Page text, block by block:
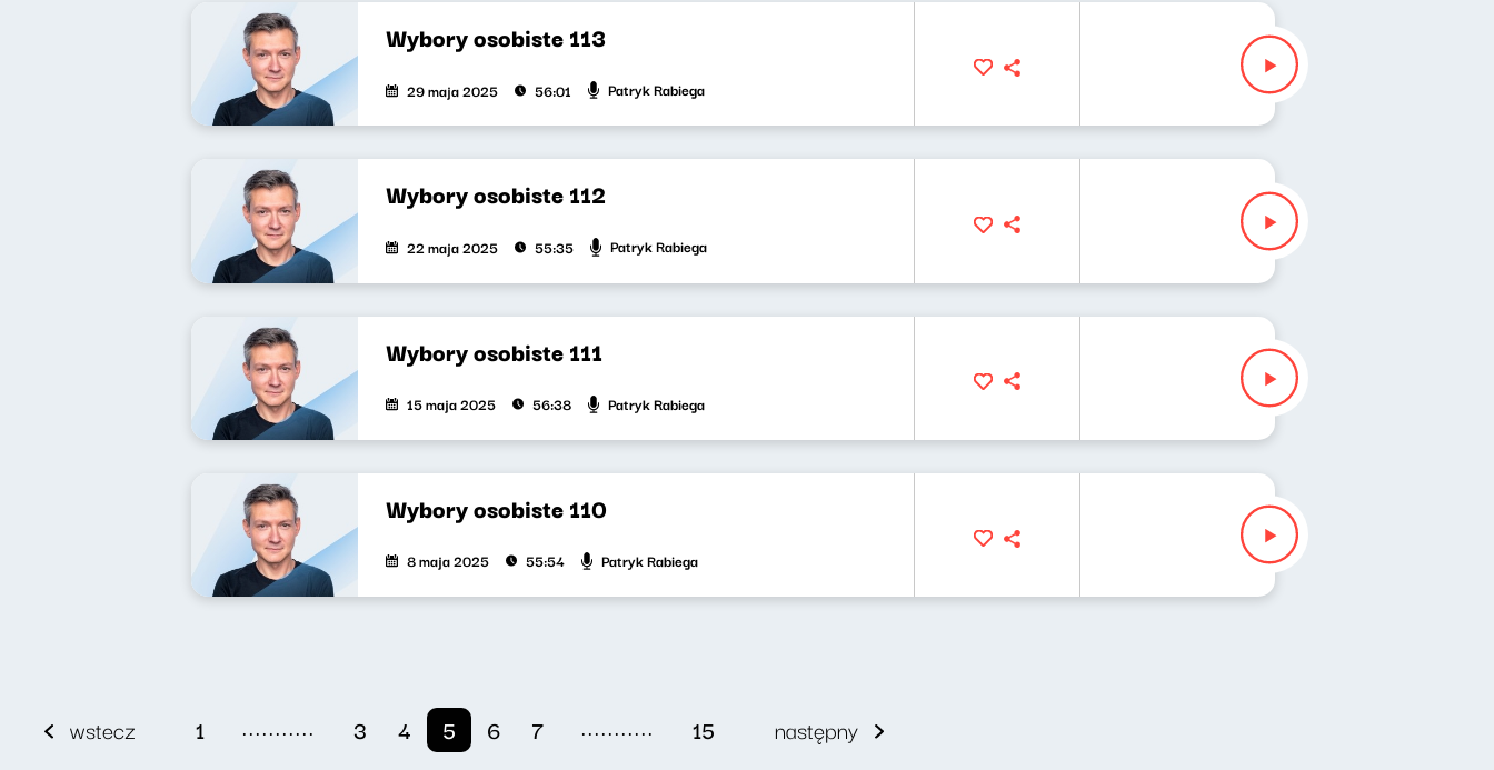
Wybory osobiste 113
29 maja 2025 56:01 Patryk Rabiega
Wybory osobiste 112
22 maja 2025 55:35 Patryk Rabiega
Wybory osobiste 111
15 maja 2025 56:38 Patryk Rabiega
Wybory osobiste 110
8 maja 2025 55:54 Patryk Rabiega
wstecz 1 ........... 3 4 5 6 7 ........... 15 następny